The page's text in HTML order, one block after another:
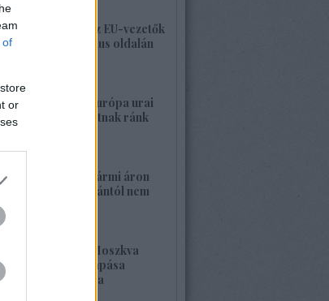
of
or
BEKIÁLTÁS: Az EU-vezetők
fasizmus oldalán
BEKIÁLTÁS: Európa urai
háborút hozhatnak ránk
BEKIÁLTÁS: Bármi áron
Orbántól nem
félnetek jó lesz!
május 25. 19:37
BEKIÁLTÁS: Moszkva
válaszcsapása
célpontokra